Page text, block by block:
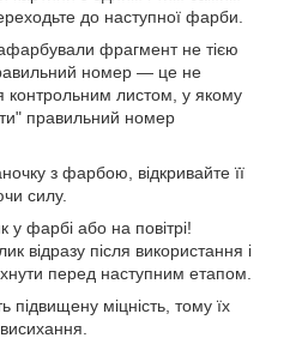
до наступної фарби.
фрагмент не тією
номер — це не
контрольним листом, у якому
правильний номер
з фарбою, відкривайте її
силу.
фарбі або на повітрі!
відразу після використання і
перед наступним етапом.
міцність, тому їх